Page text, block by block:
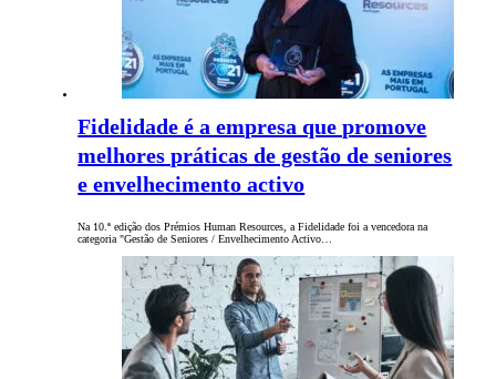
Fidelidade é a empresa que promove
melhores práticas de gestão de seniores
e envelhecimento activo
Na 10.ª edição dos Prémios Human Resources, a Fidelidade foi a vencedora na
categoria "Gestão de Seniores / Envelhecimento Activo…